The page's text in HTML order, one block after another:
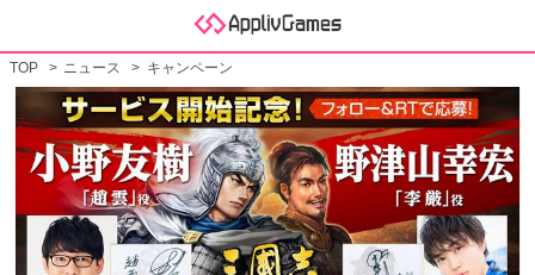
TOP ニュース キャンペーン